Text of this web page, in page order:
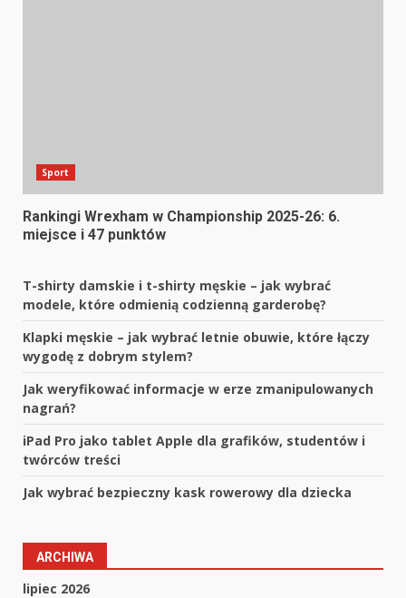
Sport
Rankingi Wrexham w Championship 2025-26: 6.
miejsce i 47 punktów
T-shirty damskie i t-shirty męskie – jak wybrać
modele, które odmienią codzienną garderobę?
Klapki męskie – jak wybrać letnie obuwie, które łączy
wygodę z dobrym stylem?
Jak weryfikować informacje w erze zmanipulowanych
nagrań?
iPad Pro jako tablet Apple dla grafików, studentów i
twórców treści
Jak wybrać bezpieczny kask rowerowy dla dziecka
ARCHIWA
lipiec 2026